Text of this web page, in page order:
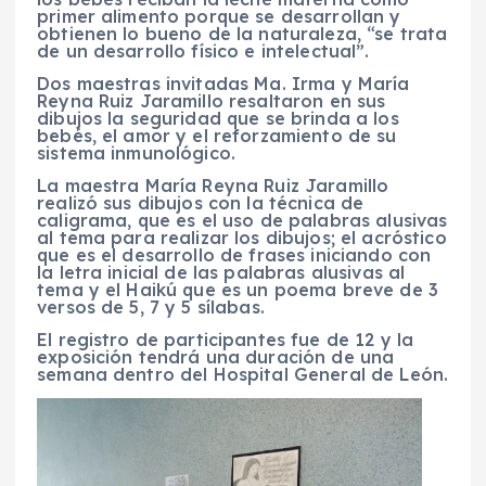
primer alimento porque se desarrollan y
obtienen lo bueno de la naturaleza, “se trata
de un desarrollo físico e intelectual”.
Dos maestras invitadas Ma. Irma y María
Reyna Ruiz Jaramillo resaltaron en sus
dibujos la seguridad que se brinda a los
bebés, el amor y el reforzamiento de su
sistema inmunológico.
La maestra María Reyna Ruiz Jaramillo
realizó sus dibujos con la técnica de
caligrama, que es el uso de palabras alusivas
al tema para realizar los dibujos; el acróstico
que es el desarrollo de frases iniciando con
la letra inicial de las palabras alusivas al
tema y el Haikú que es un poema breve de 3
versos de 5, 7 y 5 sílabas.
El registro de participantes fue de 12 y la
exposición tendrá una duración de una
semana dentro del Hospital General de León.